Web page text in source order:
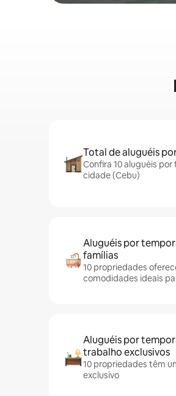
Total de aluguéis
Confira 10 aluguéis
cidade (Cebu)
Aluguéis por
famílias
10 propriedades
comodidades ideais
Aluguéis por
trabalho exclusivos
10 propriedades têm
exclusivo